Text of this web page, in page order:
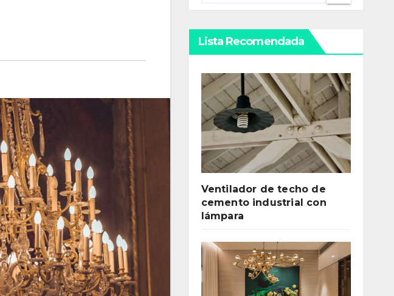
Lista Recomendada
Ventilador de techo de
cemento industrial con
lámpara